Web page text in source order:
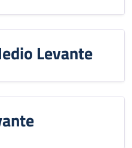
Levante